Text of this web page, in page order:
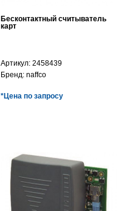
Бесконтактный считыватель
карт
Артикул: 2458439
Бренд: naffco
*Цена по запросу